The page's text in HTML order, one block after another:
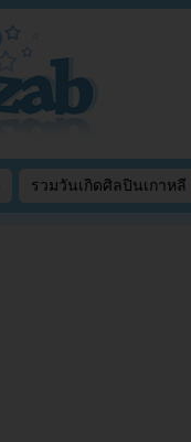
รวมวันเกิดศิลปินเกาหลี